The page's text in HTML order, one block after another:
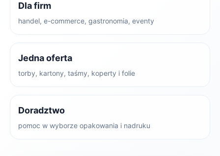
Dla firm
handel, e-commerce, gastronomia, eventy
Jedna oferta
torby, kartony, taśmy, koperty i folie
Doradztwo
pomoc w wyborze opakowania i nadruku